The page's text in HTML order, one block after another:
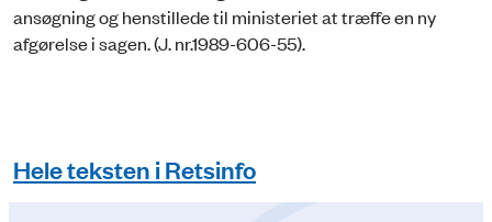
ansøgning og henstillede til ministeriet at træffe en ny
afgørelse i sagen. (J. nr.1989-606-55).
Hele teksten i Retsinfo